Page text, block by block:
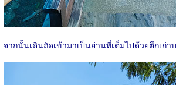
จากนั้นเดินถัดเข้ามาเป็นย่านที่เต็มไปด้วยตึกเก่า